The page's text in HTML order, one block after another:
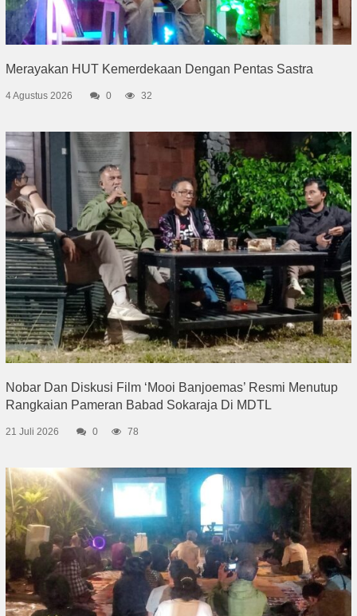
Merayakan HUT Kemerdekaan Dengan Pentas Sastra
4 Agustus 2026 0 32
Nobar Dan Diskusi Film ‘Mooi Banjoemas’ Resmi Menutup
Rangkaian Pameran Babad Sokaraja Di MDTL
21 Juli 2026 0 78